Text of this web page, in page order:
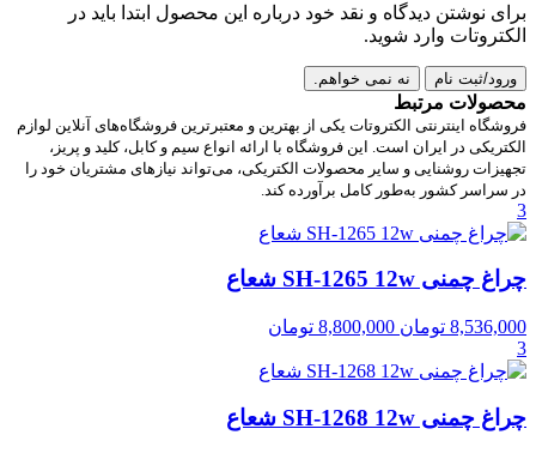
برای نوشتن دیدگاه و نقد خود درباره این محصول ابتدا باید در
الکتروتات وارد شوید.
ورود/ثبت نام نه نمی خواهم.
محصولات مرتبط
فروشگاه اینترنتی الکتروتات یکی از بهترین و معتبرترین فروشگاه‌های آنلاین لوازم
الکتریکی در ایران است. این فروشگاه با ارائه انواع سیم و کابل، کلید و پریز،
تجهیزات روشنایی و سایر محصولات الکتریکی، می‌تواند نیازهای مشتریان خود را
در سراسر کشور به‌طور کامل برآورده کند.
3
چراغ چمنی SH-1265 12w شعاع
8,536,000 تومان 8,800,000 تومان
3
چراغ چمنی SH-1268 12w شعاع